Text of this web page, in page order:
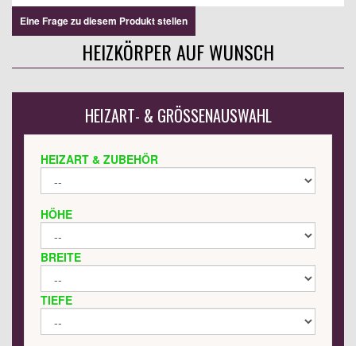
Eine Frage zu diesem Produkt stellen
HEIZKÖRPER AUF WUNSCH
HEIZART- & GRÖSSENAUSWAHL
HEIZART & ZUBEHÖR
HÖHE
BREITE
TIEFE